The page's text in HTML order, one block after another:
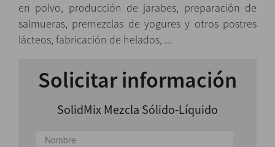
en polvo, producción de jarabes, preparación de
salmueras, premezclas de yogures y otros postres
lácteos, fabricación de helados, ...
Solicitar información
SolidMix Mezcla Sólido-Líquido